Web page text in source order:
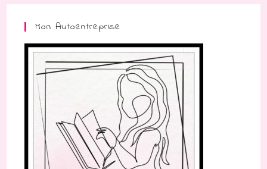
Mon Autoentreprise